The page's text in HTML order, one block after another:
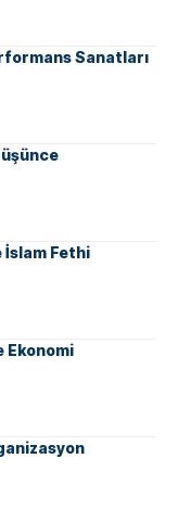
Sanatları
İslam Fethi
Ekonomi